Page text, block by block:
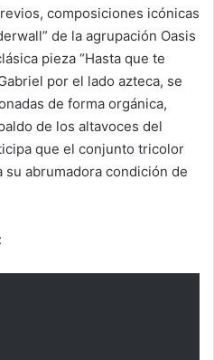
composiciones icónicas
de la agrupación Oasis
pieza “Hasta que te
por el lado azteca, se
de forma orgánica,
de los altavoces del
que el conjunto tricolor
abrumadora condición de